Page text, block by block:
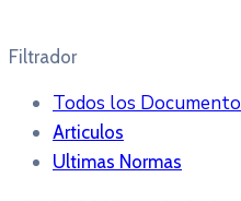
Filtrador
Todos los Documento
Articulos
Ultimas Normas